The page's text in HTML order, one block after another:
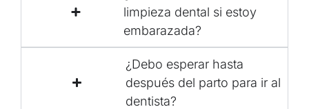
limpieza dental si estoy
embarazada?
¿Debo esperar hasta
después del parto para ir al
dentista?